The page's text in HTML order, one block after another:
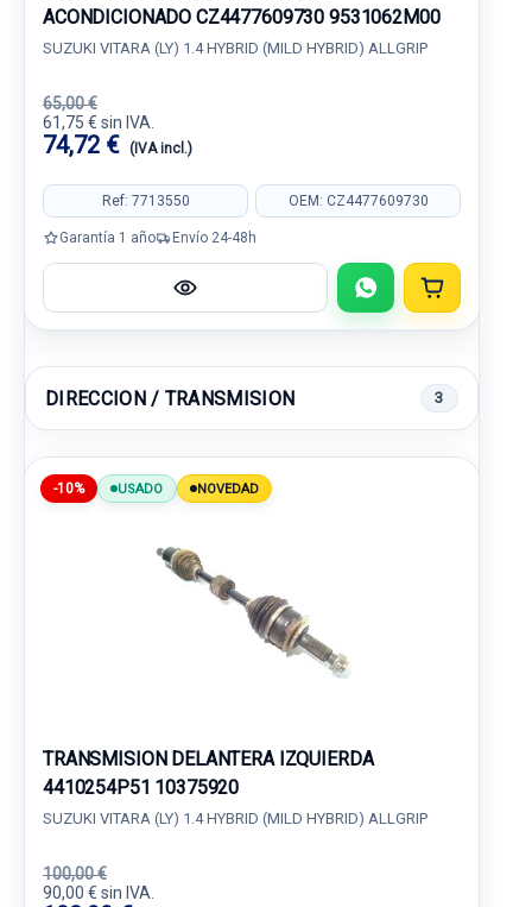
ACONDICIONADO CZ4477609730 9531062M00
SUZUKI VITARA (LY) 1.4 HYBRID (MILD HYBRID) ALLGRIP
65,00 €
61,75 € sin IVA.
74,72 € (IVA incl.)
Ref: 7713550 OEM: CZ4477609730
Garantía 1 año Envío 24-48h
DIRECCION / TRANSMISION 3
-10% USADO NOVEDAD
TRANSMISION DELANTERA IZQUIERDA
4410254P51 10375920
SUZUKI VITARA (LY) 1.4 HYBRID (MILD HYBRID) ALLGRIP
100,00 €
90,00 € sin IVA.